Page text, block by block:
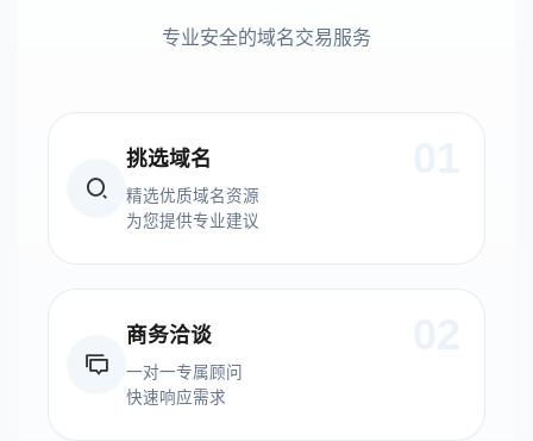
专业安全的域名交易服务
挑选域名
精选优质域名资源
为您提供专业建议
商务洽谈
一对一专属顾问
快速响应需求